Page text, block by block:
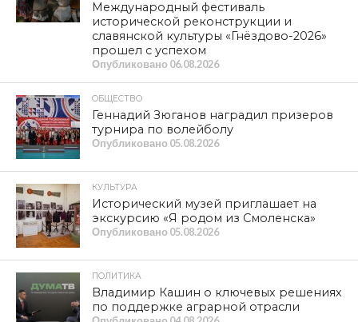
Международный фестиваль
исторической реконструкции и
славянской культуры «Гнёздово-2026»
прошел с успехом
Опубликовано 06.08.2026
ОБЩЕСТВО
Геннадий Зюганов наградил призеров
турнира по волейболу
Опубликовано 05.08.2026
КУЛЬТУРА
Исторический музей приглашает на
экскурсию «Я родом из Смоленска»
Опубликовано 05.08.2026
ПОЛИТИКА
Владимир Кашин о ключевых решениях
по поддержке аграрной отрасли